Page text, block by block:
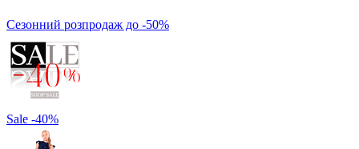
Сезонний розпродаж до -50%
Sale -40%